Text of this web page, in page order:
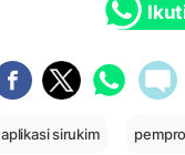
aplikasi sirukim